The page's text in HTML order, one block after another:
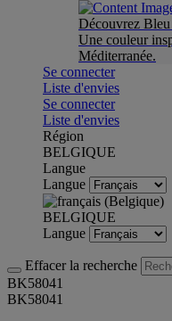
Découvrez
Une couleur
Méditerranée.
Se connecter
Liste d'envies
Se connecter
Liste d'envies
Région
BELGIQUE
Langue
Langue
BELGIQUE
Langue
Effacer la recherche
BK58041
BK58041